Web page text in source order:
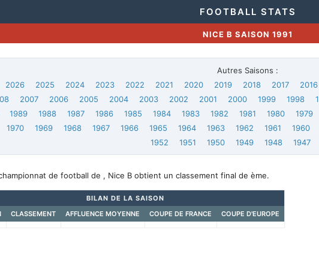
FOOTBALL STATS
NICE B SAISON 1991
Autres Saisons :
2026 2025 2024 2023 2022 2021 2020 2019 2018 2017 2016
2007 2006 2005 2004 2003 2002 2001 2000 1999 1998
1989 1988 1987 1986 1985 1984 1983 1982 1981 1980 1979
1970 1969 1968 1967 1966 1965 1964 1963 1962 1961 1960
1952
1951 1950 1949 1948 1947
de football de , Nice B obtient un classement final de ème.
BILAN DE LA SAISON
CLASSEMENT AFFLUENCE MOYENNE COUPE DE FRANCE COUPE D'EUROPE